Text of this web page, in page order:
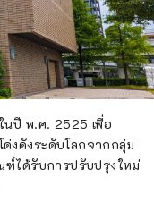
นปี พ.ศ. 2525 เพื่อ
งดังระดับโลกจากกลุ่ม
ได้รับการปรับปรุงใหม่